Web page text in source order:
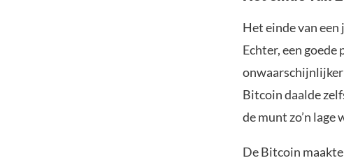
Het einde van
Echter, een
onwaarschijnlijker
Bitcoin daalde
de munt zo’n lage
De Bitcoin